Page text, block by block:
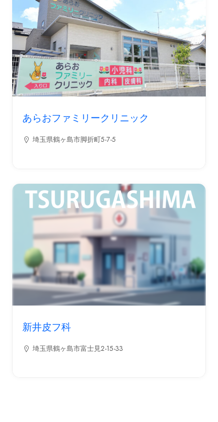
あらおファミリークリニック
埼玉県鶴ヶ島市脚折町5-7-5
新井皮フ科
埼玉県鶴ヶ島市富士見2-15-33